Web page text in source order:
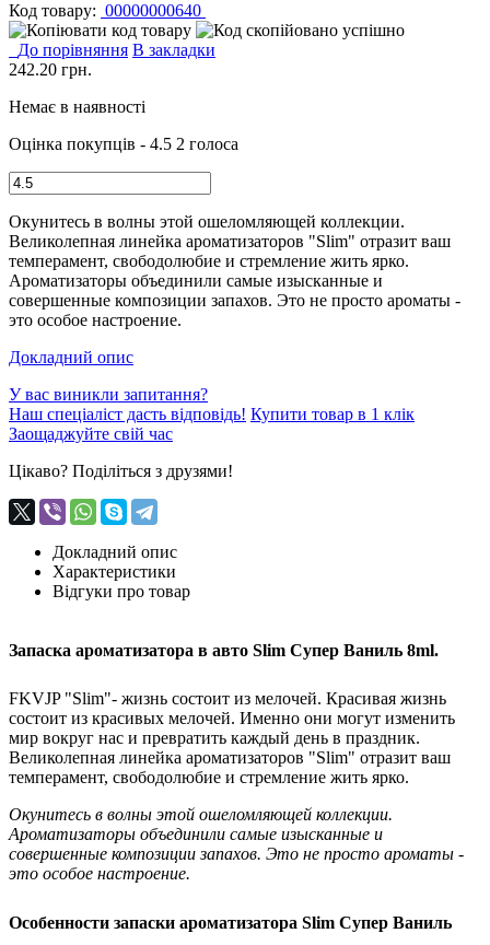
Код товару: 00000000640
До порівняння В закладки
242.20 грн.
Немає в наявності
Оцінка покупців - 4.5 2 голоса
Окунитесь в волны этой ошеломляющей коллекции.
Великолепная линейка ароматизаторов "Slim" отразит ваш
темперамент, свободолюбие и стремление жить ярко.
Ароматизаторы объединили самые изысканные и
совершенные композиции запахов. Это не просто ароматы -
это особое настроение.
Докладний опис
У вас виникли запитання?
Наш спеціаліст дасть відповідь! Купити товар в 1 клік
Заощаджуйте свій час
Цікаво? Поділіться з друзями!
Докладний опис
Характеристики
Відгуки про товар
Запаска ароматизатора в авто Slim Супер Ваниль 8ml.
FKVJP "Slim"- жизнь состоит из мелочей. Красивая жизнь
состоит из красивых мелочей. Именно они могут изменить
мир вокруг нас и превратить каждый день в праздник.
Великолепная линейка ароматизаторов "Slim" отразит ваш
темперамент, свободолюбие и стремление жить ярко.
Окунитесь в волны этой ошеломляющей коллекции.
Ароматизаторы объединили самые изысканные и
совершенные композиции запахов. Это не просто ароматы -
это особое настроение.
Особенности запаски ароматизатора Slim Супер Ваниль